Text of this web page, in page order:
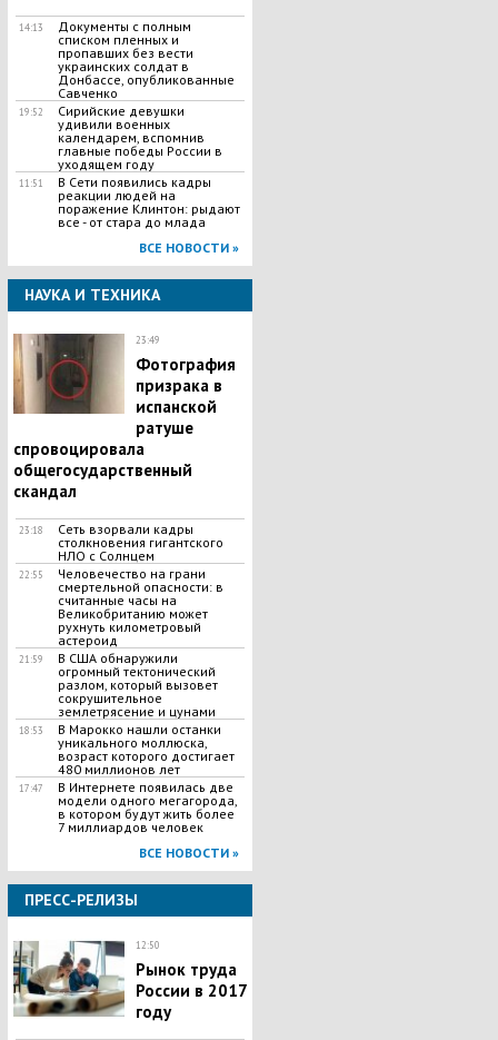
14:13
Документы с полным
списком пленных и
пропавших без вести
украинских солдат в
Донбассе, опубликованные
Савченко
19:52
Сирийские девушки
удивили военных
календарем, вспомнив
главные победы России в
уходящем году
11:51
В Сети появились кадры
реакции людей на
поражение Клинтон: рыдают
все - от стара до млада
ВСЕ НОВОСТИ »
НАУКА И ТЕХНИКА
23:49
Фотография
призрака в
испанской
ратуше
спровоцировала
общегосударственный
скандал
23:18
Сеть взорвали кадры
столкновения гигантского
НЛО с Солнцем
22:55
Человечество на грани
смертельной опасности: в
считанные часы на
Великобританию может
рухнуть километровый
астероид
21:59
В США обнаружили
огромный тектонический
разлом, который вызовет
сокрушительное
землетрясение и цунами
18:53
В Марокко нашли останки
уникального моллюска,
возраст которого достигает
480 миллионов лет
17:47
В Интернете появилась две
модели одного мегагорода,
в котором будут жить более
7 миллиардов человек
ВСЕ НОВОСТИ »
ПРЕСС-РЕЛИЗЫ
12:50
Рынок труда
России в 2017
году